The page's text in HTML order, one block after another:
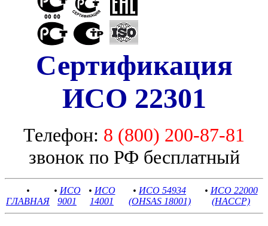
Сертификация
ИСО 22301
Телефон: 8 (800) 200-87-81
звонок по РФ бесплатный
•
ГЛАВНАЯ
• ИСО
9001
• ИСО
14001
• ИСО 54934
(OHSAS 18001)
• ИСО 22000
(HACCP)